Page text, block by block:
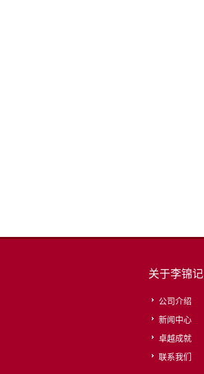
关于李锦记
公司介绍
新闻中心
卓越成就
联系我们